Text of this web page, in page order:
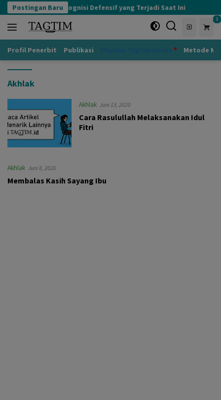
Langsung
ke
konten
Postingan BaruKognisi Defensif yang Terjadi Saat Ini
0
Profil Penerbit Publikasi Metode
Akhlak
Akhlak Juni 13, 2020
Cara Rasulullah Melaksanakan Idul
Fitri
Akhlak Juni 8, 2020
Membalas Kasih Sayang Ibu